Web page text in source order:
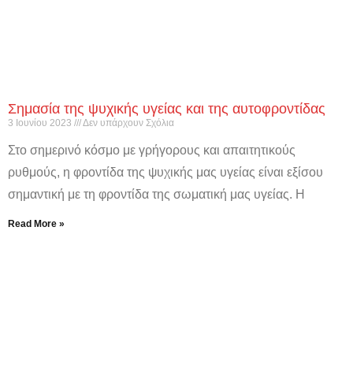
Σημασία της ψυχικής υγείας και της αυτοφροντίδας
3 Ιουνίου 2023 Δεν υπάρχουν Σχόλια
Στο σημερινό κόσμο με γρήγορους και απαιτητικούς
ρυθμούς, η φροντίδα της ψυχικής μας υγείας είναι εξίσου
σημαντική με τη φροντίδα της σωματική μας υγείας. Η
Read More »